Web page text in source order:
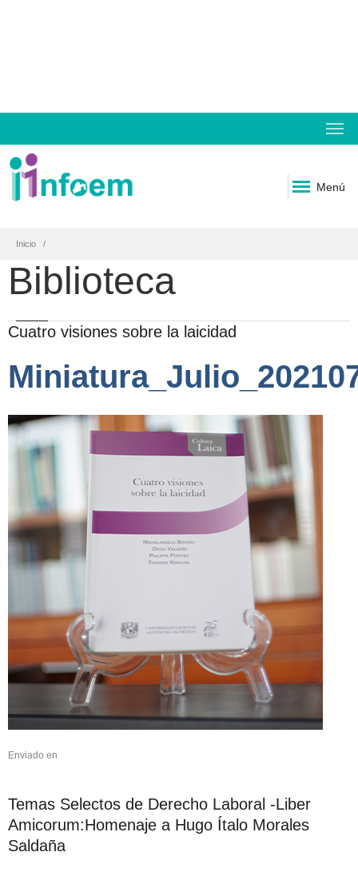
Menú
Inicio
Biblioteca
Cuatro visiones sobre la laicidad
Enviado en
Temas Selectos de Derecho Laboral -Liber
Amicorum:Homenaje a Hugo Ítalo Morales
Saldaña